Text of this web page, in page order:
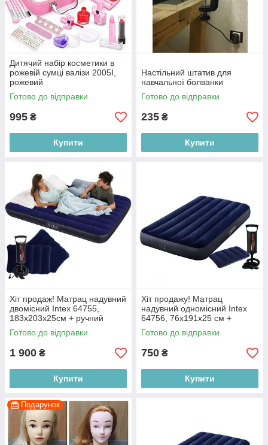
Дитячий набір косметики в
рожевій сумці валізи 2005I,
рожевий
Готово до відправки
995 ₴
Купити
Настільний штатив для
навчальної болванки
Готово до відправки
235 ₴
Купити
Хіт продаж! Матрац надувний
двомісний Intex 64755,
183х203х25см + ручний
насос + 2 подушки
Готово до відправки
1 900 ₴
Купити
Хіт продажу! Матрац
надувний одномісний Intex
64756, 76х191х25 см +
ручний наcоc + 1 подушkа
Готово до відправки
750 ₴
Купити
Подарунок